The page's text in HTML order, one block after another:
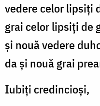
vedere celor lipsiți
grai celor lipsiți de
și nouă vedere
da și nouă grai
Iubiți credincioși,